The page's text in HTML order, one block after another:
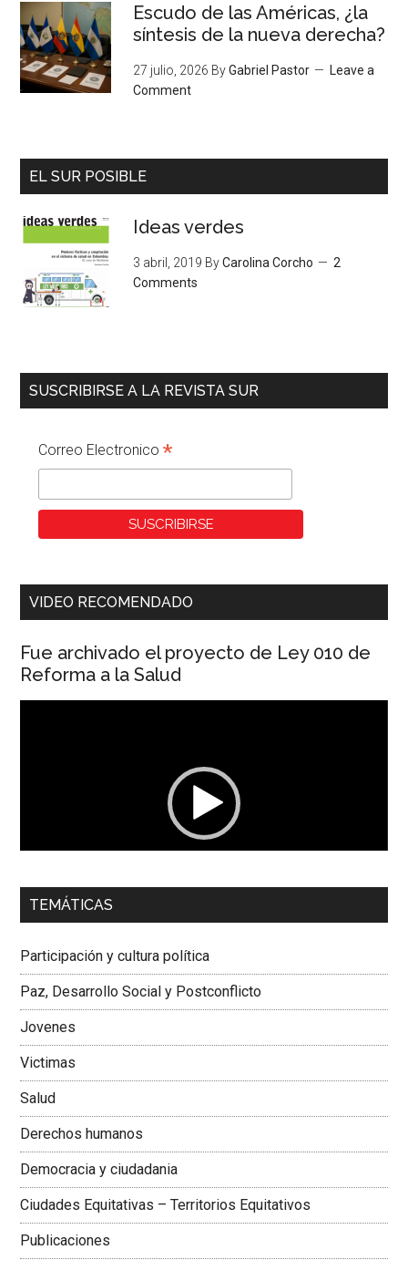
Escudo de las Américas, ¿la
síntesis de la nueva derecha?
27 julio, 2026 ByGabriel Pastor
Leave a
Comment
EL SUR POSIBLE
Ideas verdes
3 abril, 2019 ByCarolina Corcho
2
Comments
SUSCRIBIRSE A LA REVISTA SUR
Correo Electronico*
VIDEO RECOMENDADO
Fue archivado el proyecto de Ley 010 de
Reforma a la Salud
00:00 01:04
Dra. Carolina Corcho Mejía,Presidenta Corporación
Colombiana
TEMÁTICAS
Participación y cultura política
Paz, Desarrollo Social y Postconflicto
Jovenes
Victimas
Salud
Derechos humanos
Democracia y ciudadania
Ciudades Equitativas – Territorios Equitativos
Publicaciones